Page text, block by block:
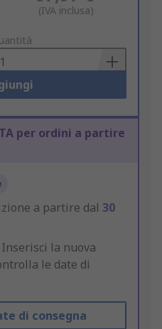
(IVA inclusa)
per ordini a partire
a partire dal 30
Inserisci la nuova
le date di
di consegna